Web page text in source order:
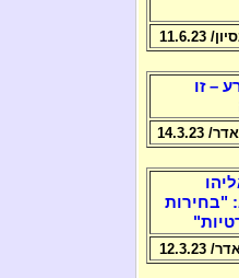
11.6.23
– זו
"בחירות
12.3.23